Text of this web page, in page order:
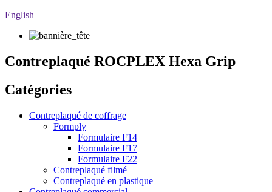
English
Contreplaqué ROCPLEX Hexa Grip
Catégories
Contreplaqué de coffrage
Formply
Formulaire F14
Formulaire F17
Formulaire F22
Contreplaqué filmé
Contreplaqué en plastique